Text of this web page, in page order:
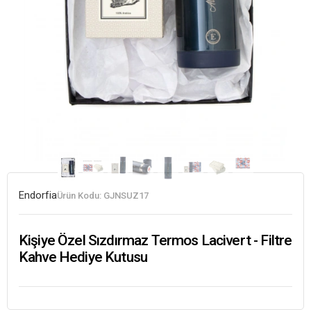
EndorfiaÜrün Kodu: GJNSUZ17
Kişiye Özel Sızdırmaz Termos Lacivert - Filtre
Kahve Hediye Kutusu